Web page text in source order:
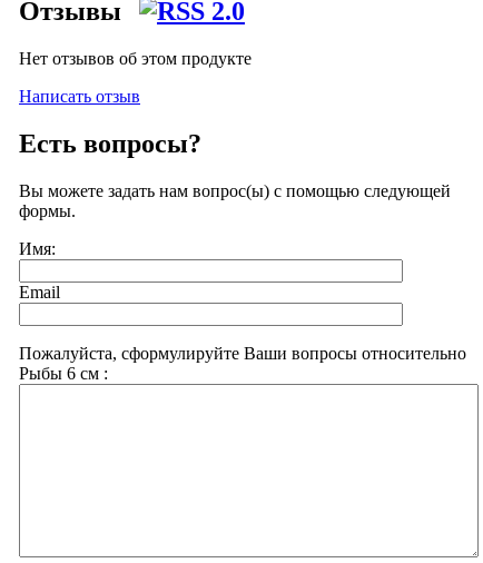
Отзывы
Нет отзывов об этом продукте
Написать отзыв
Есть вопросы?
Вы можете задать нам вопрос(ы) с помощью следующей
формы.
Имя:
Email
Пожалуйста, сформулируйте Ваши вопросы относительно
Рыбы 6 см :